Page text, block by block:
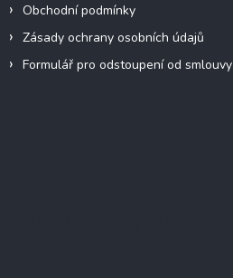
Obchodní podmínky
Zásady ochrany osobních údajů
Formulář pro odstoupení od smlouvy